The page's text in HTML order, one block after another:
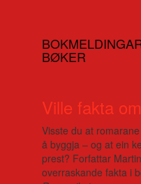
BØKER
Ville fakta
Visste du at
å byggja – og at ein
prest? Forfattar
overraskande fakta i